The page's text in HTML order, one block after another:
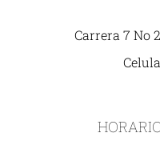
Carrera 7 No